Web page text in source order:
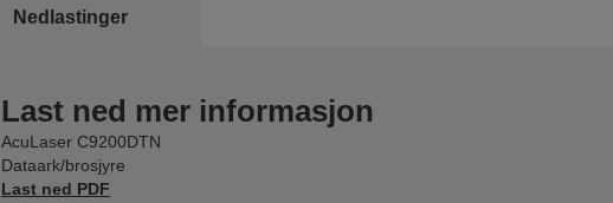
Nedlastinger
Last ned mer informasjon
AcuLaser C9200DTN
Dataark/brosjyre
Last ned PDF